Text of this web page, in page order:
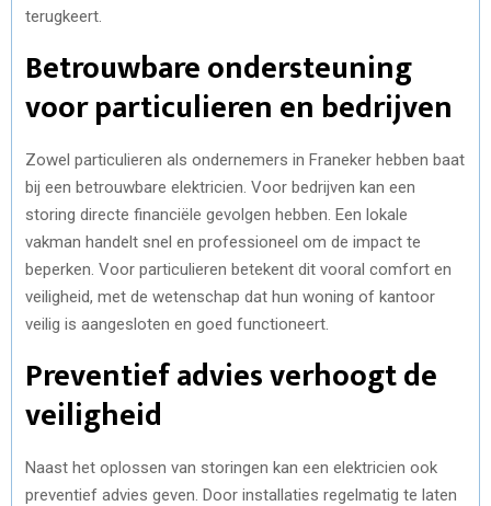
terugkeert.
Betrouwbare ondersteuning
voor particulieren en bedrijven
Zowel particulieren als ondernemers in Franeker hebben baat
bij een betrouwbare elektricien. Voor bedrijven kan een
storing directe financiële gevolgen hebben. Een lokale
vakman handelt snel en professioneel om de impact te
beperken. Voor particulieren betekent dit vooral comfort en
veiligheid, met de wetenschap dat hun woning of kantoor
veilig is aangesloten en goed functioneert.
Preventief advies verhoogt de
veiligheid
Naast het oplossen van storingen kan een elektricien ook
preventief advies geven. Door installaties regelmatig te laten